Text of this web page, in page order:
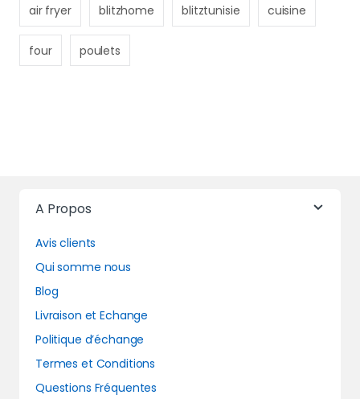
air fryer blitzhome blitztunisie cuisine
four poulets
A Propos
Avis clients
Qui somme nous
Blog
Livraison et Echange
Politique d’échange
Termes et Conditions
Questions Fréquentes